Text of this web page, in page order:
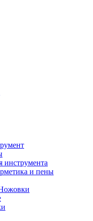
и пены